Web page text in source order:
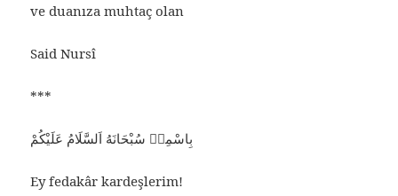
ve duanıza muhtaç olan
Said Nursî
***
بِاسْمِهٖ سُبْحَانَهُ اَلسَّلَامُ عَلَيْكُمْ
Ey fedakâr kardeşlerim!